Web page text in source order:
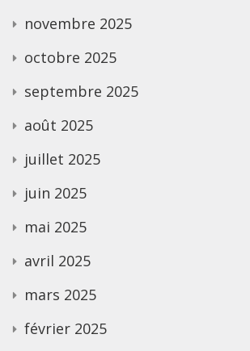
novembre 2025
octobre 2025
septembre 2025
août 2025
juillet 2025
juin 2025
mai 2025
avril 2025
mars 2025
février 2025